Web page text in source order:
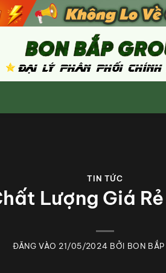
TIN TỨC
Lượng Giá
ĐĂNG VÀO 21/05/2024 BỞI BON